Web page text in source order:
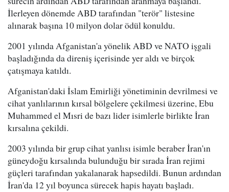
İlerleyen dönemde ABD tarafından "terör" listesine
alınarak başına 10 milyon dolar ödül konuldu.
2001 yılında Afganistan'a yönelik ABD ve NATO işgali
başladığında da direniş içerisinde yer aldı ve birçok
çatışmaya katıldı.
Afganistan'daki İslam Emirliği yönetiminin devrilmesi ve
cihat yanlılarının kırsal bölgelere çekilmesi üzerine, Ebu
Muhammed el Mısri de bazı lider isimlerle birlikte İran
kırsalına çekildi.
2003 yılında bir grup cihat yanlısı isimle beraber İran'ın
güneydoğu kırsalında bulunduğu bir sırada İran rejimi
güçleri tarafından yakalanarak hapsedildi. Bunun ardından
İran'da 12 yıl boyunca sürecek hapis hayatı başladı.